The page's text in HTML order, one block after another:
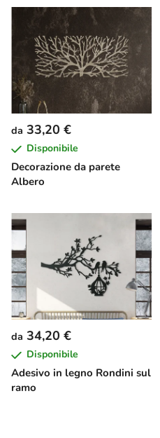
Decorazione da parete
Albero
da 33,20 €
Disponibile
Adesivo in legno Rondini sul
ramo
da 34,20 €
Disponibile